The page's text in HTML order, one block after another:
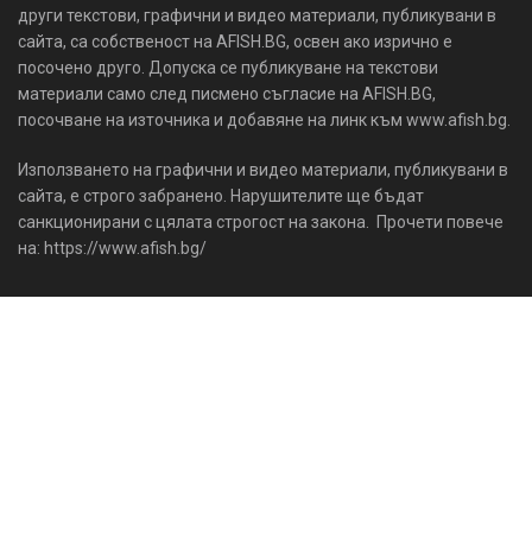
други текстови, графични и видео материали, публикувани в
сайта, са собственост на AFISH.BG, освен ако изрично е
посочено друго. Допуска се публикуване на текстови
материали само след писмено съгласие на AFISH.BG,
посочване на източника и добавяне на линк към www.afish.bg.
Използването на графични и видео материали, публикувани в
сайта, е строго забранено. Нарушителите ще бъдат
санкционирани с цялата строгост на закона. Прочети повече
на: https://www.afish.bg/